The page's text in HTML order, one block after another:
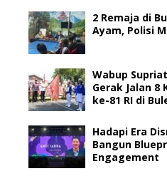
2 Remaja di
Ayam, Polisi
Wabup
Gerak Jalan 8
ke-81 RI di
Hadapi Era
Bangun
Engagement